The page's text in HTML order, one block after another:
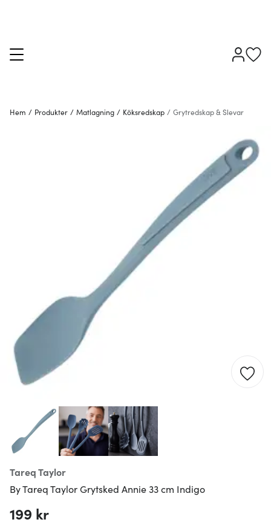
Hem / Produkter / Matlagning / Köksredskap / Grytredskap & Slevar
Tareq Taylor
By Tareq Taylor Grytsked Annie 33 cm Indigo
199 kr